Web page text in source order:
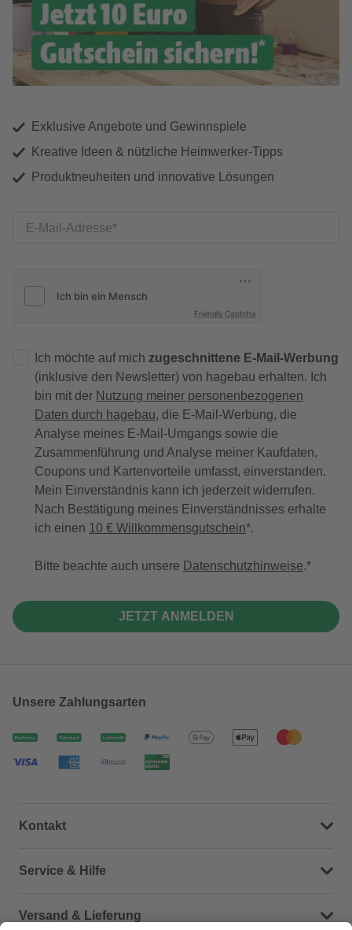
Exklusive Angebote und Gewinnspiele
Kreative Ideen & nützliche Heimwerker-Tipps
Produktneuheiten und innovative Lösungen
E-Mail-Adresse
Friendly Captcha
Ich möchte auf mich zugeschnittene E-Mail-Werbung
(inklusive den Newsletter) von hagebau erhalten. Ich
bin mit der Nutzung meiner personenbezogenen
Daten durch hagebau, die E-Mail-Werbung, die
Analyse meines E-Mail-Umgangs sowie die
Zusammenführung und Analyse meiner Kaufdaten,
Coupons und Kartenvorteile umfasst, einverstanden.
Mein Einverständnis kann ich jederzeit widerrufen.
Nach Bestätigung meines Einverständnisses erhalte
ich einen 10 € Willkommensgutschein*.
Bitte beachte auch unsere Datenschutzhinweise.
JETZT ANMELDEN
Unsere Zahlungsarten
Kontakt
Dein Kontakt zu uns
Service & Hilfe
Häufige Fragen (FAQ)
Versand & Lieferung